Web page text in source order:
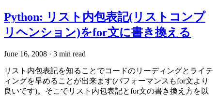
Python: リスト内包表記(リストコンプ
リヘンション)をfor文に書き換える
June 16, 2008 · 3 min read
リスト内包表記を知ることでコードのリーディングとライテ
ィングを早めることが出来ます(パフォーマンスもfor文より
良いです)。そこでリスト内包表記とfor文の書き換え方を以